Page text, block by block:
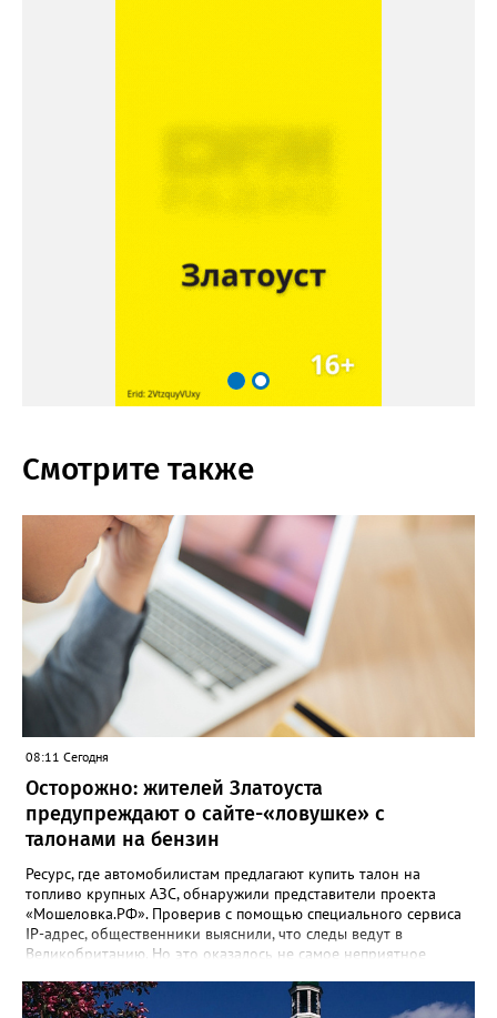
Смотрите также
08:11 Сегодня
Осторожно: жителей Златоуста
предупреждают о сайте-«ловушке» с
талонами на бензин
Ресурс, где автомобилистам предлагают купить талон на
топливо крупных АЗС, обнаружили представители проекта
«Мошеловка.РФ». Проверив с помощью специального сервиса
IP-адрес, общественники выяснили, что следы ведут в
Великобританию. Но это оказалось не самое неприятное
Единственный рабочий элемент страницы — это форма
выбора объема топлива на 10, 50 или 100 литров с